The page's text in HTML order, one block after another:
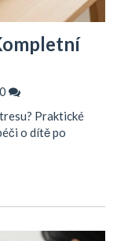
0
Praktické
o dítě po